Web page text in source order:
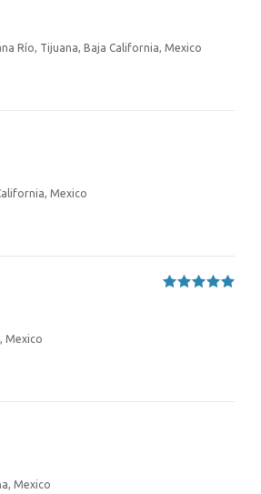
Río, Tijuana, Baja California, Mexico
Mexico
Mexico
Mexico